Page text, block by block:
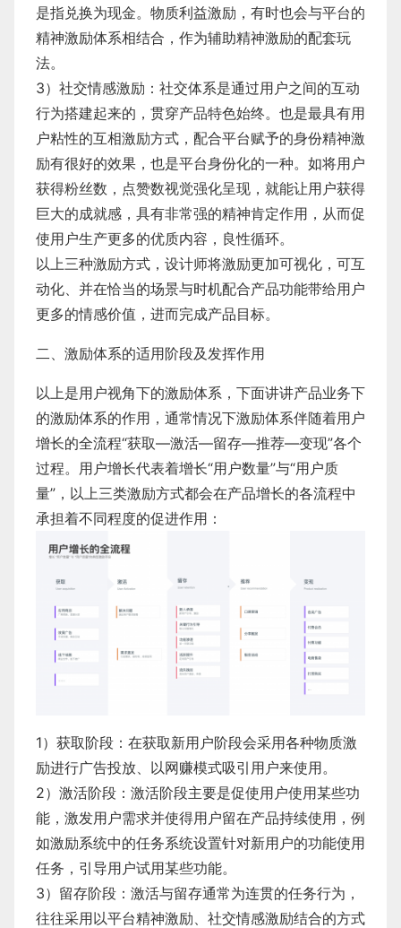
是指兑换为现金。物质利益激励，有时也会与平台的
精神激励体系相结合，作为辅助精神激励的配套玩
法。
​3）社交情感激励：社交体系是通过用户之间的互动
行为搭建起来的，贯穿产品特色始终。也是最具有用
户粘性的互相激励方式，配合平台赋予的身份精神激
励有很好的效果，也是平台身份化的一种。如将用户
获得粉丝数，点赞数视觉强化呈现，就能让用户获得
巨大的成就感，具有非常强的精神肯定作用，从而促
使用户生产更多的优质内容，良性循环。
​以上三种激励方式，设计师将激励更加可视化，可互
动化、并在恰当的场景与时机配合产品功能带给用户
更多的情感价值，进而完成产品目标。
二、激励体系的适用阶段及发挥作用
以上是用户视角下的激励体系，下面讲讲产品业务下
的激励体系的作用，通常情况下激励体系伴随着用户
增长的全流程“获取—激活—留存—推荐—变现”各个
过程。用户增长代表着增长“用户数量”与“用户质
量”，以上三类激励方式都会在产品增长的各流程中
承担着不同程度的促进作用：
​1）获取阶段：在获取新用户阶段会采用各种物质激
励进行广告投放、以网赚模式吸引用户来使用。
​2）激活阶段：激活阶段主要是促使用户使用某些功
能，激发用户需求并使得用户留在产品持续使用，例
如激励系统中的任务系统设置针对新用户的功能使用
任务，引导用户试用某些功能。
​3）留存阶段：激活与留存通常为连贯的任务行为，
往往采用以平台精神激励、社交情感激励结合的方式